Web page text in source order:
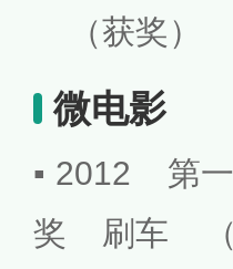
（获奖）
微电影
▪ 2012 第
奖 刷车